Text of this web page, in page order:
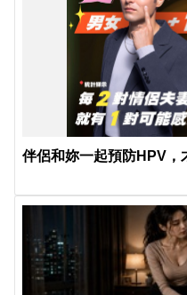
伴侶和妳一起預防HPV，